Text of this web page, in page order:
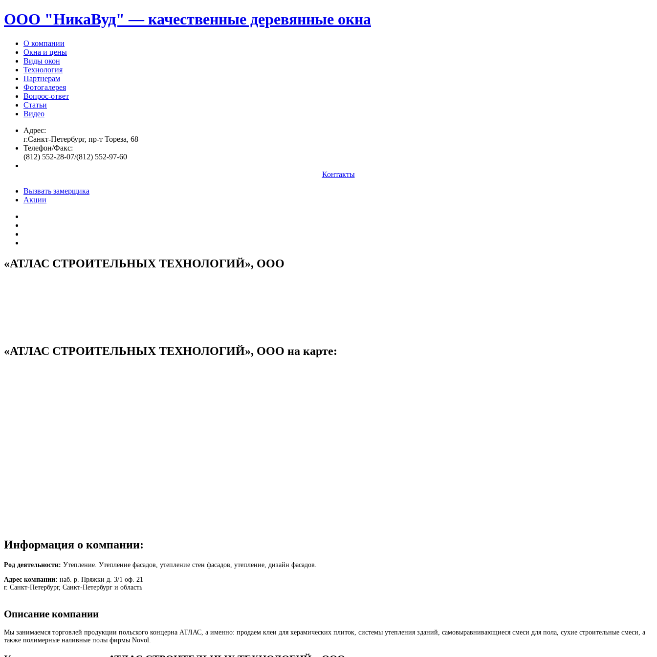
ООО "НикаВуд" — качественные деревянные окна
О компании
Окна и цены
Виды окон
Технология
Партнерам
Фотогалерея
Вопрос-ответ
Статьи
Видео
Адрес:
г.Санкт-Петербург, пр-т Тореза, 68
Телефон/Факс:
(812) 552-28-07/(812) 552-97-60
Контакты
Вызвать замерщика
Акции
«АТЛАС СТРОИТЕЛЬНЫХ ТЕХНОЛОГИЙ», ООО
«АТЛАС СТРОИТЕЛЬНЫХ ТЕХНОЛОГИЙ», ООО на карте:
Информация о компании:
Род деятельности: Утепление. Утепление фасадов, утепление стен фасадов, утепление, дизайн фасадов.
Адрес компании: наб. р. Пряжки д. 3/1 оф. 21
г. Санкт-Петербург, Санкт-Петербург и область
Описание компании
Мы занимаемся торговлей продукции польского концерна АТЛАС, а именно: продаем клеи для керамических плиток, системы утепления зданий, самовыравнивающиеся смеси для пола, сухие строительные смеси, а
также полимерные наливные полы фирмы Novol.